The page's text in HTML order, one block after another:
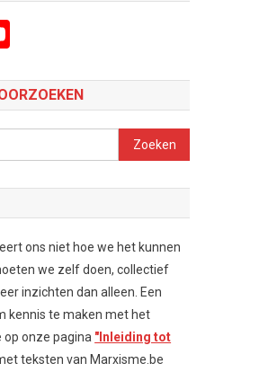
Zoeken
naar:
ons niet hoe we het kunnen
we zelf doen, collectief
inzichten dan alleen. Een
kennis te maken met het
op onze pagina "Inleiding tot
teksten van Marxisme.be